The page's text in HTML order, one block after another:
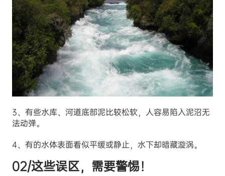
3、有些水库、河道底部泥比较松软，人容易陷入泥沼无
法动弹。
4、有的水体表面看似平缓或静止，水下却暗藏漩涡。
02/这些误区，需要警惕！